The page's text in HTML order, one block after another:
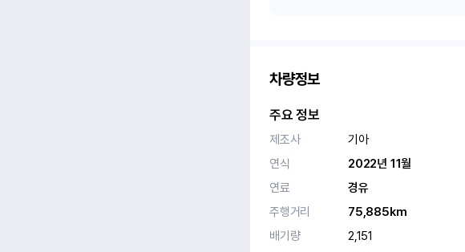
차량정보
주요 정보
제조사
기아
연식
2022년 11월
연료
경유
주행거리
75,885km
배기량
2,151